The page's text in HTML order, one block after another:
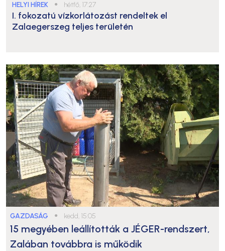
HELYI HÍREK ● hétfő, 17:27
I. fokozatú vízkorlátozást rendeltek el
Zalaegerszeg teljes területén
GAZDASÁG ● kedd, 15:05
15 megyében leállították a JÉGER-rendszert,
Zalában továbbra is működik